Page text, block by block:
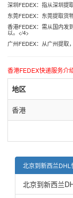
深圳FEDEX：指从深圳提
东莞FEDEX：东莞提取货
香港FEDEX：需从国内发
以。</4>
广州FEDEX：从广州提取
香港FEDEX快递服务介
地区
香港
北京到新西兰DHL
北京到新西兰